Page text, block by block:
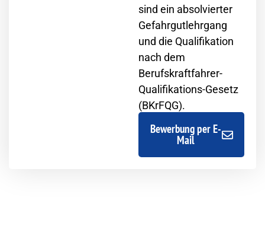
sind ein absolvierter
Gefahrgutlehrgang
und die Qualifikation
nach dem
Berufskraftfahrer-
Qualifikations-Gesetz
(BKrFQG).
Bewerbung per E-
Mail